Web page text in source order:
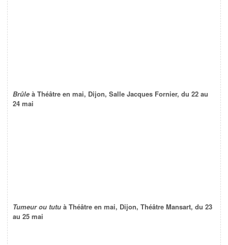
Brûle à Théâtre en mai, Dijon, Salle Jacques Fornier, du 22 au
24 mai
Tumeur ou tutu à Théâtre en mai, Dijon, Théâtre Mansart, du 23
au 25 mai